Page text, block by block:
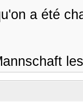
a été